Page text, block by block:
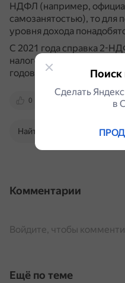
НДФЛ (например,
самозанятостью), то для
уровня дохода
С 2021 года справка 2-
налоговой была
годового расчёта 6-
0 spmag.ru
Найти в Поиске
Комментарии
Войдите, чтобы
Ещё по теме
Поиск
Сделать
в